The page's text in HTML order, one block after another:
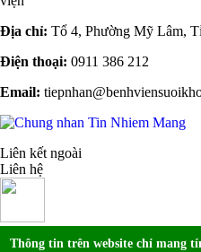
Địa chỉ: Tổ 4, Phường Mỹ Lâm,
Điện thoại: 0911 386 212
Email:
Liên kết ngoài
Liên hệ
Thông tin trên website chỉ mang